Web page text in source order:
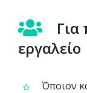
Για
εργαλείο
Όποιον